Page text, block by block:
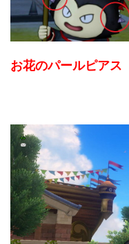
お花のパールピアス